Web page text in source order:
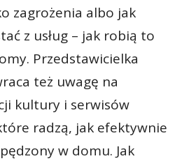
zagrożenia albo jak
z usług – jak robią to
Przedstawicielka
też uwagę na
kultury i serwisów
radzą, jak efektywnie
w domu. Jak